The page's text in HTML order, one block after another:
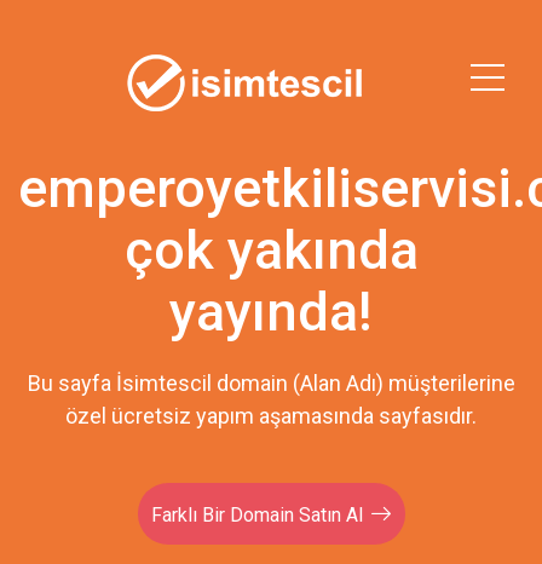
çok yakında
yayında!
Bu sayfa İsimtescil domain (Alan Adı) müşterilerine
özel ücretsiz yapım aşamasında sayfasıdır.
Farklı Bir Domain Satın Al